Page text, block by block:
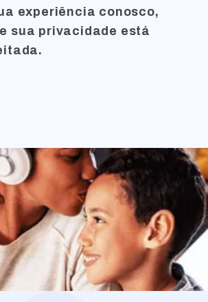
experiência conosco,
sua privacidade está